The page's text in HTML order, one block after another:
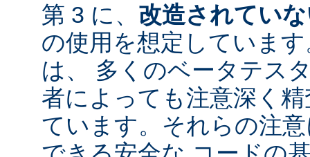
第 3 に、 改造されてい
の使用を想定していま
は、 多くのベータテス
者によっても注意深く
ています。それらの注